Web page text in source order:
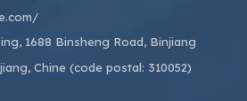
1688 Binsheng Road, Binjiang
Chine (code postal: 310052)